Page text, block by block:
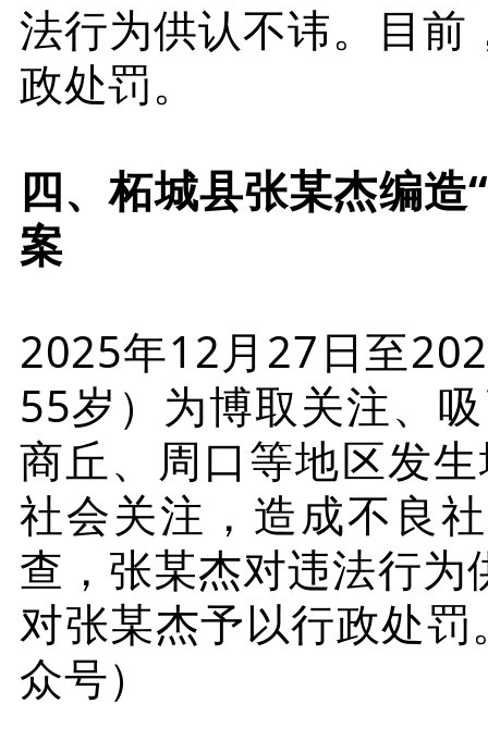
法行为供认不讳。目
政处罚。
四、柘城县张某杰编
案
2025年12月27日至
55岁）为博取关注、
商丘、周口等地区发
社会关注，造成不良
查，张某杰对违法行
对张某杰予以行政处罚
众号）